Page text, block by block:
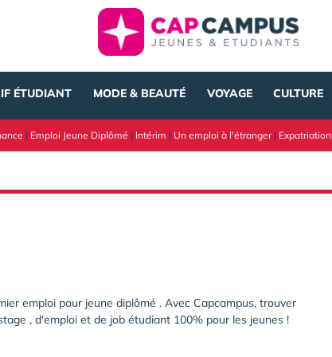
ÉTUDIANT MODE & BEAUTÉ VOYAGE CULTURE
| Emploi Jeune Diplômé | Intérim | Un emploi à l'étranger| Expatriation
emploi pour jeune diplômé . Avec Capcampus, trouver
, d'emploi et de job étudiant 100% pour les jeunes !